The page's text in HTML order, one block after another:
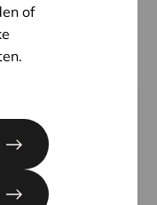
Remacle 17 7,
of